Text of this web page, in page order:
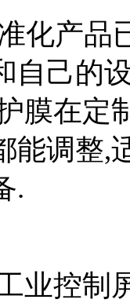
化产品
自己的
膜在定
能调整,
.
业控制